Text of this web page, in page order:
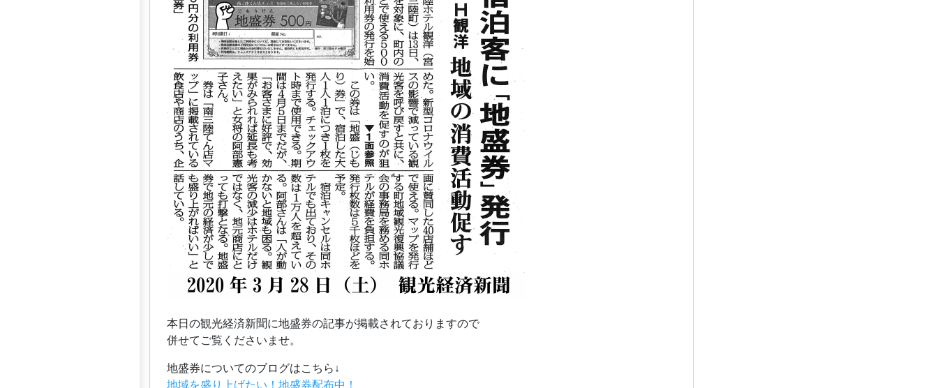
本日の観光経済新聞に地盛券の記事が掲載されておりますので
併せてご覧くださいませ。
地盛券についてのブログはこちら↓
地域を盛り上げたい！地盛券配布中！